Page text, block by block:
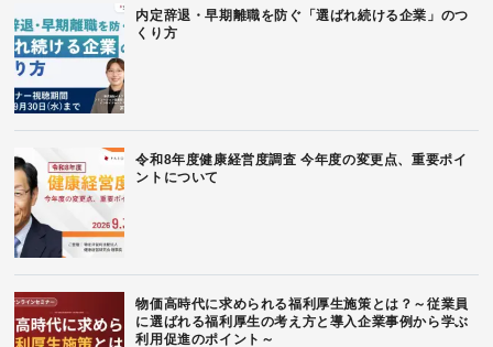
内定辞退・早期離職を防ぐ「選ばれ続ける企業」のつ
くり方
令和8年度健康経営度調査 今年度の変更点、重要ポイ
ントについて
物価高時代に求められる福利厚生施策とは？～従業員
に選ばれる福利厚生の考え方と導入企業事例から学ぶ
利用促進のポイント～